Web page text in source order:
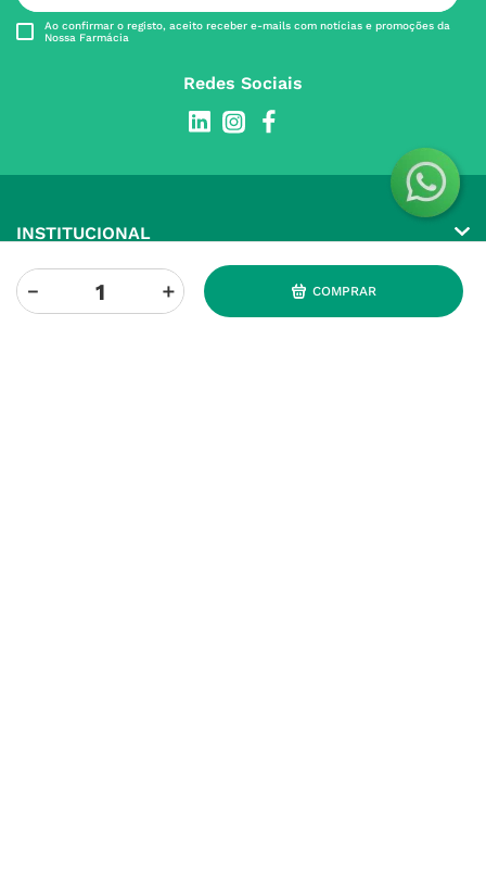
＋
－ COMPRAR
Ao confirmar o registo, aceito receber e-mails com notícias e promoções da
Nossa Farmácia
Redes Sociais
INSTITUCIONAL
Conta
Pedidos
A NOSSA FARMÁCIA